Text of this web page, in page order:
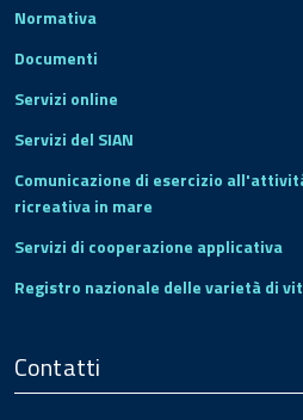
Normativa
Documenti
Servizi online
Servizi del SIAN
Comunicazione di esercizio
ricreativa in mare
Servizi di cooperazione applicativa
Registro nazionale delle varietà di
Contatti